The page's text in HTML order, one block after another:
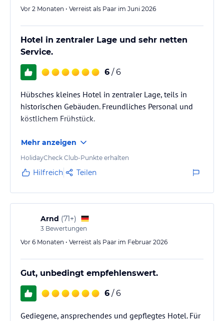
Vor 2 Monaten • Verreist als Paar im Juni 2026
Hotel in zentraler Lage und sehr netten
Service.
6 / 6
Hübsches kleines Hotel in zentraler Lage, teils in
historischen Gebäuden. Freundliches Personal und
köstlichem Frühstück.
Mehr anzeigen
HolidayCheck Club-Punkte erhalten
Hilfreich Teilen
Arnd (71+)
3 Bewertungen
Vor 6 Monaten • Verreist als Paar im Februar 2026
Gut, unbedingt empfehlenswert.
6 / 6
Gediegene, ansprechendes und gepflegtes Hotel. Für